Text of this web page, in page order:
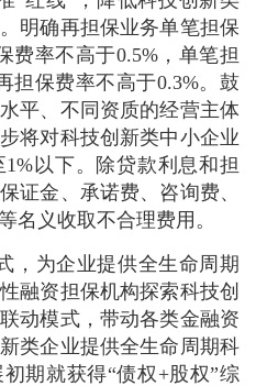
明确再担保业务单笔担保
费率不高于0.5%，单笔担
担保费率不高于0.3%。鼓
平、不同资质的经营主体
将对科技创新类中小企业
以下。除贷款利息和担
证金、承诺费、咨询费、
名义收取不合理费用。
，为企业提供全生命周期
融资担保机构探索科技创
动模式，带动各类金融资
类企业提供全生命周期科
期就获得“债权+股权”综